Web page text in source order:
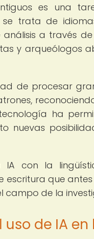
es una
se trata de
a través
y arqueólogos
de procesar
ha
nuevas
IA con la
escritura que
campo de la
de IA